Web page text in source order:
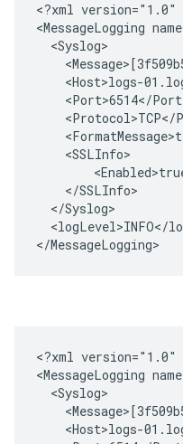
<?xml version="1.0"
<MessageLogging
  <Syslog>
<Host>logs-
<Port>6514</
<Protocol>TCP</
    <SSLInfo>
    </SSLInfo>
  </Syslog>
<logLevel>INFO</
</MessageLogging>
<?xml version="1.0"
<MessageLogging
  <Syslog>
<Host>logs-